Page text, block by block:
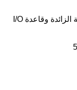
دعم التكرار: متوافق مع وحدة تزويد الطاقة الزائدة وقاعدة I/O